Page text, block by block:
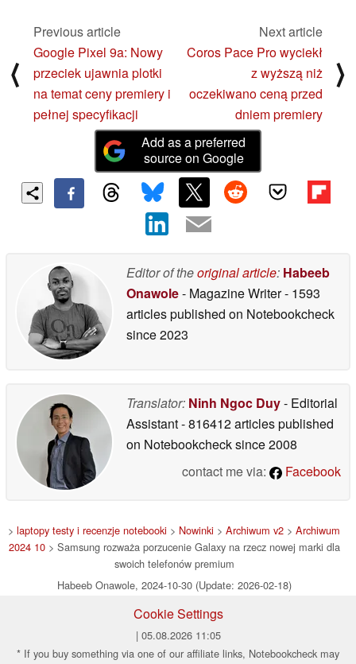
⟨
Previous article
Google Pixel 9a: Nowy
przeciek ujawnia plotki
na temat ceny premiery i
pełnej specyfikacji
Next article
Coros Pace Pro wyciekł
z wyższą niż
oczekiwano ceną przed
dniem premiery
⟩
Add as a preferred
source on Google
Editor of theoriginal article: Habeeb
Onawole- Magazine Writer- 1593
articles published on Notebookcheck
since 2023
Translator: Ninh Ngoc Duy- Editorial
Assistant- 816412 articles published
on Notebookchecksince 2008
contact me via:
Facebook
> laptopy testy i recenzje notebooki > Nowinki > Archiwum v2 > Archiwum
2024 10> Samsung rozważa porzucenie Galaxy na rzecz nowej marki dla
swoich telefonów premium
Habeeb Onawole, 2024-10-30 (Update: 2026-02-18)
Cookie Settings
| 05.08.2026 11:05
* If you buy something via one of our affiliate links, Notebookcheck may